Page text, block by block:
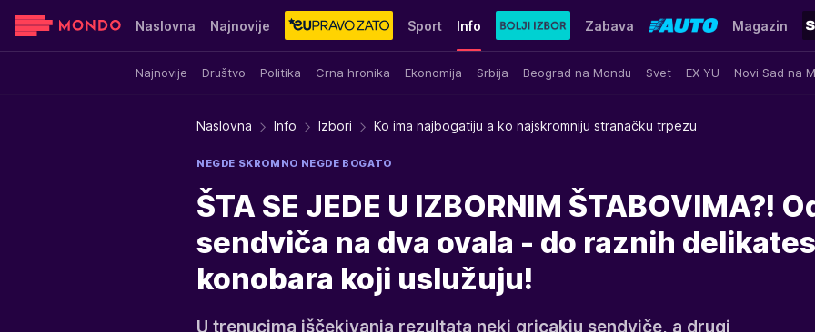
Naslovna Najnovije Sport Info
Najnovije Društvo Politika Crna hronika Ekonomija Srbija Beograd na Mondu Svet EX YU Novi Sad na
Zabava Magazin
Sensa Stvar ukusa Yumama
Naslovna Info Izbori Ko ima najbogatiju a ko najskromniju stranačku trpezu
NEGDE SKROMNO NEGDE BOGATO
ŠTA SE JEDE U IZBORNIM ŠTABOVIMA?!
sendviča na dva ovala - do raznih
konobara koji uslužuju!
U trenucima iščekivanja rezultata neki gricakju sendviče, a drugi